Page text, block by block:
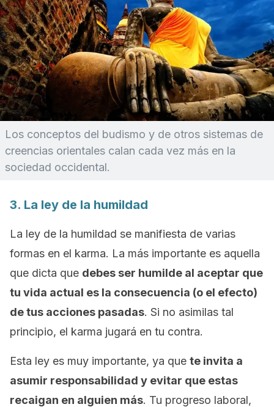
Los conceptos del budismo y de otros sistemas de
creencias orientales calan cada vez más en la
sociedad occidental.
3. La ley de la humildad
La ley de la humildad se manifiesta de varias
formas en el karma. La más importante es aquella
que dicta que debes ser humilde al aceptar que
tu vida actual es la consecuencia (o el efecto)
de tus acciones pasadas. Si no asimilas tal
principio, el karma jugará en tu contra.
Esta ley es muy importante, ya que te invita a
asumir responsabilidad y evitar que estas
recaigan en alguien más. Tu progreso laboral,